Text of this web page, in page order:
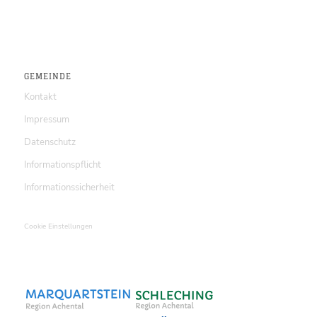
GEMEINDE
Kontakt
Impressum
Datenschutz
Informationspflicht
Informationssicherheit
Cookie Einstellungen